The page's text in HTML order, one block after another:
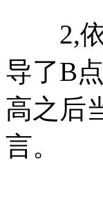
2,依
导了B
高之后
言。